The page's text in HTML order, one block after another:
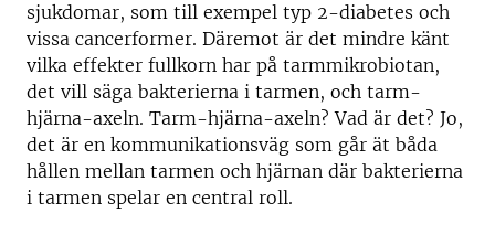
sjukdomar, som till exempel typ 2-diabetes och
vissa cancerformer. Däremot är det mindre känt
vilka effekter fullkorn har på tarmmikrobiotan,
det vill säga bakterierna i tarmen, och tarm-
hjärna-axeln. Tarm-hjärna-axeln? Vad är det? Jo,
det är en kommunikationsväg som går ät båda
hållen mellan tarmen och hjärnan där bakterierna
i tarmen spelar en central roll.